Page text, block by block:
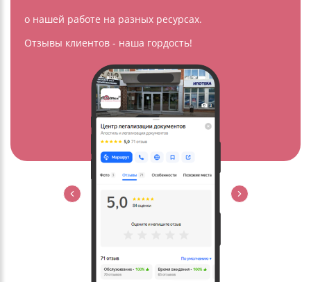
о нашей работе на разных ресурсах.
Отзывы клиентов - наша гордость!